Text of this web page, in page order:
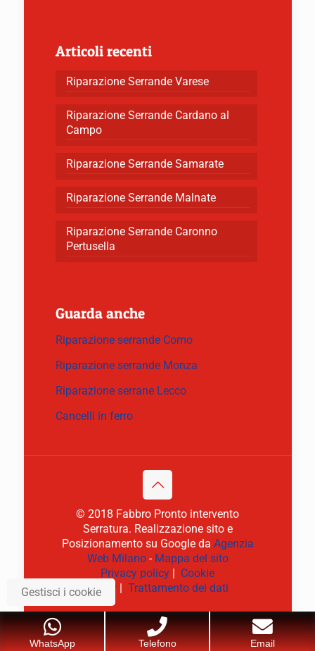
Articoli recenti
Riparazione Serrande Varese
Riparazione Serrande Cardano al
Campo
Riparazione Serrande Samarate
Riparazione Serrande Malnate
Riparazione Serrande Caronno
Pertusella
Guarda anche
Riparazione serrande Como
Riparazione serrande Monza
Riparazione serrane Lecco
Cancelli in ferro
© 2018 Fabbro Pronto intervento
Serratura. Realizzazione sito e
Posizionamento su Google da Agenzia
Web Milano- Mappa del sito
Privacy policy | Cookie
policy| Trattamento dei dati
WhatsApp Telefono Email
Gestisci i cookie